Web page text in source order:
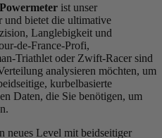
ist unser
und bietet die ultimative
Langlebigkeit und
de-France-Profi,
Triathlet oder Zwift-Racer sind
analysieren möchten, um
kurbelbasierte
Daten, die Sie benötigen, um
neues Level mit beidseitiger